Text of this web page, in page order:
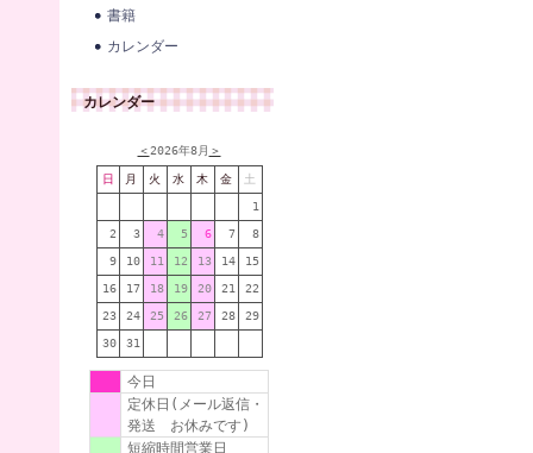
書籍
カレンダー
カレンダー
＜2026年8月 ＞
日 月 火 水 木 金 土
1
2 3 4 5 6 7 8
9 10 11 12 13 14 15
16 17 18 19 20 21 22
23 24 25 26 27 28 29
30 31
今日
定休日(メール返信・
発送 お休みです)
短縮時間営業日